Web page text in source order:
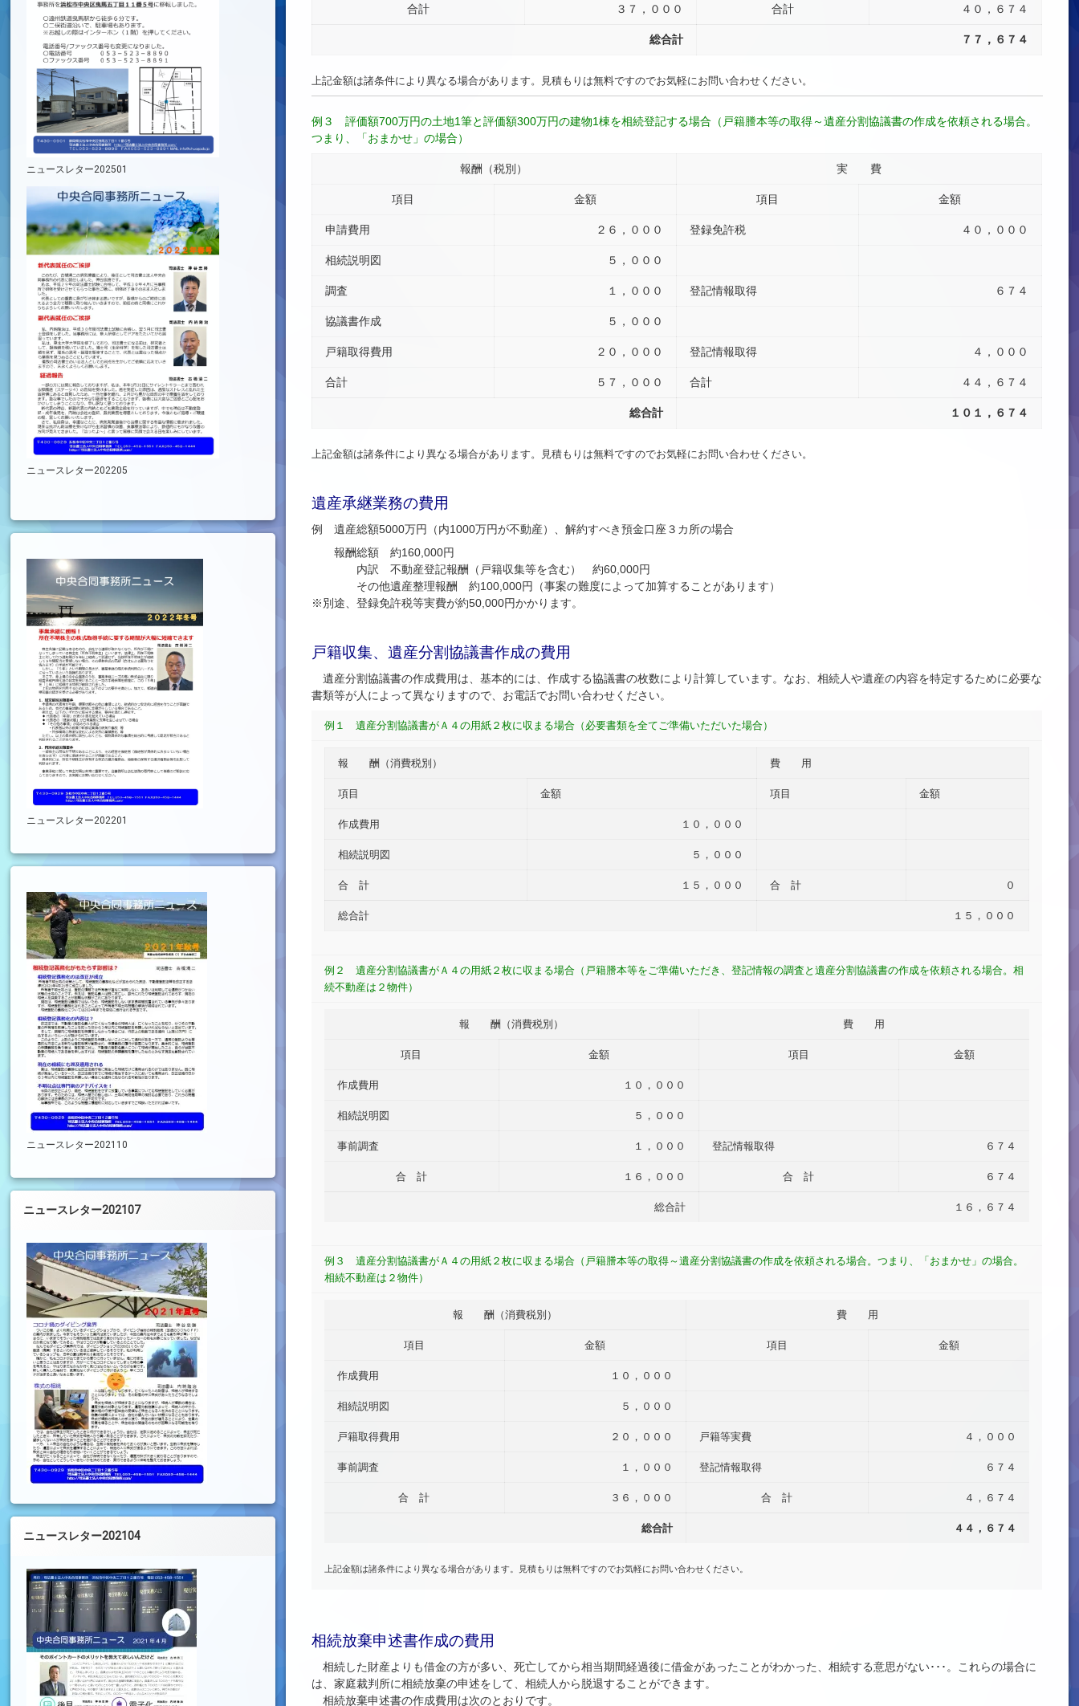
合計 ３７，０００ 合計 ４０，６７４
総合計 ７７，６７４
上記金額は諸条件により異なる場合があります。見積もりは無料ですのでお気軽にお問い合わせください。
例３ 評価額700万円の土地1筆と評価額300万円の建物1棟を相続登記する場合（戸籍謄本等の取得～遺産分割協議書の作成を依頼される場合。
つまり、「おまかせ」の場合）
報酬（税別） 実 費
項目 金額 項目 金額
申請費用 ２６，０００ 登録免許税 ４０，０００
相続説明図 ５，０００
調査 １ ， ０００ 登記情報取得 ６７４
協議書作成 ５，０００
戸籍取得費用 ２０，０００ 登記情報取得 ４，０００
合計 ５７ ，０００ 合計 ４４，６７４
総合計 １０１，６７４
上記金額は諸条件により異なる場合があります。見積もりは無料ですのでお気軽にお問い合わせください。
遺産承継業務の費用
例 遺産総額5000万円（内1000万円が不動産）、解約すべき預金口座３カ所の場合
報酬総額 約160,000円
内訳 不動産登記報酬（戸籍収集等を含む） 約60,000円
その他遺産整理報酬 約100,000円（事案の難度によって加算することがあります）
※別途、登録免許税等実費が約50,000円かかります。
戸籍収集、遺産分割協議書作成の費用
遺産分割協議書の作成費用は、基本的には、作成する協議書の枚数により計算しています。なお、相続人や遺産の内容を特定するために必要な
書類等が人によって異なりますので、お電話でお問い合わせください。
例１ 遺産分割協議書がＡ４の用紙２枚に収まる場合（必要書類を全てご準備いただいた場合）
報 酬（消費税別） 費 用
項目 金額 項目 金額
作成費用 １０，０００
相続説明図 ５，０００
合 計 １５，０００ 合 計 ０
総合計 １５，０００
例２ 遺産分割協議書がＡ４の用紙２枚に収まる場合（戸籍謄本等をご準備いただき、登記情報の調査と遺産分割協議書の作成を依頼される場合。相
続不動産は２物件）
報 酬（消費税別） 費 用
項目 金額 項目 金額
作成費用 １０，０００
相続説明図 ５，０００
事前調査 １，０００ 登記情報取得 ６７４
合 計 １６，０００ 合 計 ６７４
総合計 １６，６７４
例３ 遺産分割協議書がＡ４の用紙２枚に収まる場合（戸籍謄本等の取得～遺産分割協議書の作成を依頼される場合。つまり、「おまかせ」の場合。
相続不動産は２物件）
報 酬（消費税別） 費 用
項目 金額 項目 金額
作成費用 １０，０００
相続説明図 ５，０００
戸籍取得費用 ２０，０００ 戸籍等実費 ４，０００
事前調査 １，０００ 登記情報取得 ６７４
合 計 ３６，０００ 合 計 ４，６７４
総合計 ４４，６７４
上記金額は諸条件により異なる場合があります。見積もりは無料ですのでお気軽にお問い合わせください。
相続放棄申述書作成の費用
相続した財産よりも借金の方が多い、死亡してから相当期間経過後に借金があったことがわかった、相続する意思がない･･･。これらの場合に
は、家庭裁判所に相続放棄の申述をして、相続人から脱退することができます。
相続放棄申述書の作成費用は次のとおりです。
ニュースレター202501
ニュースレター202205
ニュースレター202201
ニュースレター202110
ニュースレター202107
ニュースレター202104